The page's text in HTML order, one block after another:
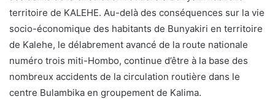
territoire de KALEHE. Au-delà des conséquences sur la vie
socio-économique des habitants de Bunyakiri en territoire
de Kalehe, le délabrement avancé de la route nationale
numéro trois miti-Hombo, continue d’être à la base des
nombreux accidents de la circulation routière dans le
centre Bulambika en groupement de Kalima.